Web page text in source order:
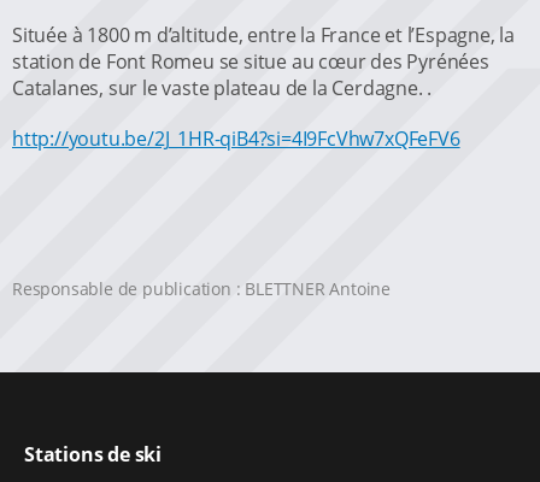
Située à 1800 m d’altitude, entre la France et l’Espagne, la
station de Font Romeu se situe au cœur des Pyrénées
Catalanes, sur le vaste plateau de la Cerdagne. .
http://youtu.be/2J_1HR-qiB4?si=4I9FcVhw7xQFeFV6
Responsable de publication : BLETTNER Antoine
Stations de ski